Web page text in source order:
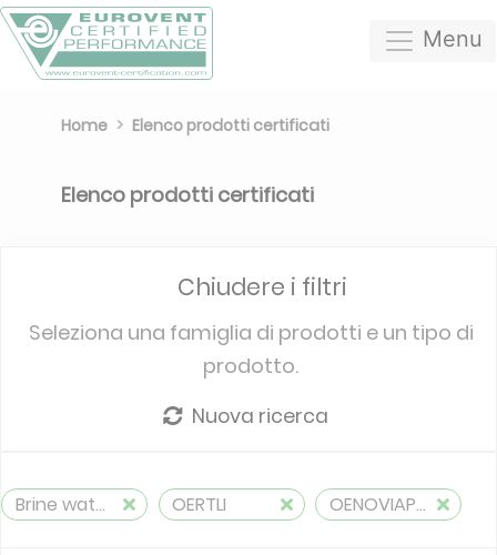
Menu
Home Elenco prodotti certificati
Elenco prodotti certificati
Chiudere i filtri
Seleziona una famiglia di prodotti e un tipo di
prodotto.
Nuova ricerca
Brine water to water, heating OERTLI OENOVIAPAC-GS Eau glycolée/Eau